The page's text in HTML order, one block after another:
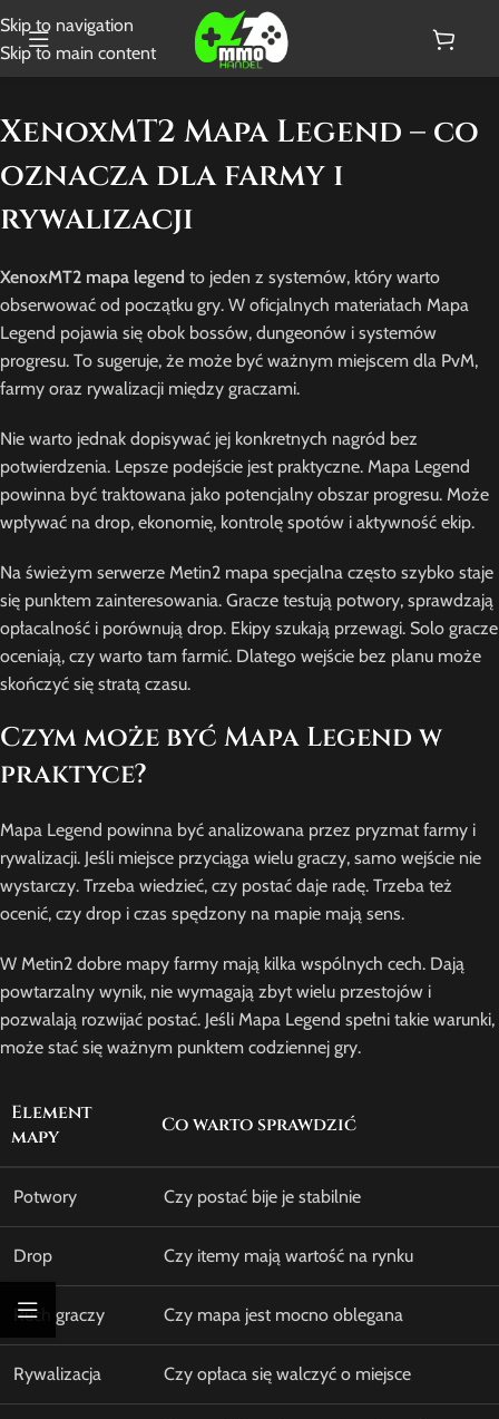
Skip to navigation
Skip to main content
XenoxMT2 Mapa Legend – co
oznacza dla farmy i
rywalizacji
XenoxMT2 mapa legend to jeden z systemów, który warto
obserwować od początku gry. W oficjalnych materiałach Mapa
Legend pojawia się obok bossów, dungeonów i systemów
progresu. To sugeruje, że może być ważnym miejscem dla PvM,
farmy oraz rywalizacji między graczami.
Nie warto jednak dopisywać jej konkretnych nagród bez
potwierdzenia. Lepsze podejście jest praktyczne. Mapa Legend
powinna być traktowana jako potencjalny obszar progresu. Może
wpływać na drop, ekonomię, kontrolę spotów i aktywność ekip.
Na świeżym serwerze Metin2 mapa specjalna często szybko staje
się punktem zainteresowania. Gracze testują potwory, sprawdzają
opłacalność i porównują drop. Ekipy szukają przewagi. Solo gracze
oceniają, czy warto tam farmić. Dlatego wejście bez planu może
skończyć się stratą czasu.
Czym może być Mapa Legend w
praktyce?
Mapa Legend powinna być analizowana przez pryzmat farmy i
rywalizacji. Jeśli miejsce przyciąga wielu graczy, samo wejście nie
wystarczy. Trzeba wiedzieć, czy postać daje radę. Trzeba też
ocenić, czy drop i czas spędzony na mapie mają sens.
W Metin2 dobre mapy farmy mają kilka wspólnych cech. Dają
powtarzalny wynik, nie wymagają zbyt wielu przestojów i
pozwalają rozwijać postać. Jeśli Mapa Legend spełni takie warunki,
może stać się ważnym punktem codziennej gry.
Element
mapy
Co warto sprawdzić
Potwory Czy postać bije je stabilnie
Drop Czy itemy mają wartość na rynku
Ruch graczy Czy mapa jest mocno oblegana
Rywalizacja Czy opłaca się walczyć o miejsce